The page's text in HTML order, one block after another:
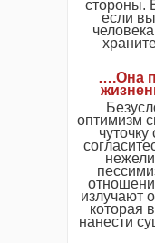
стороны.
если
….Она
оптимизм
излучают
которая
нанести